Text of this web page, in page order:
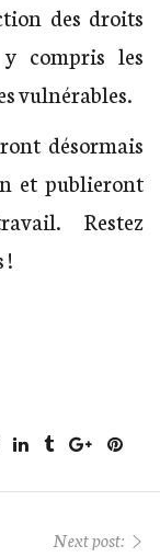
des droits
compris les
vulnérables.
désormais
et publieront
Restez
!
Next post: